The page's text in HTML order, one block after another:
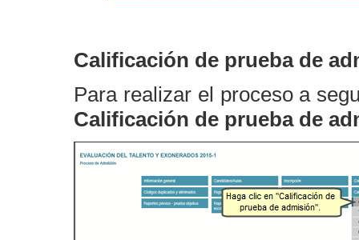
Calificación de prueba de
Para realizar el proceso a
Calificación de prueba de